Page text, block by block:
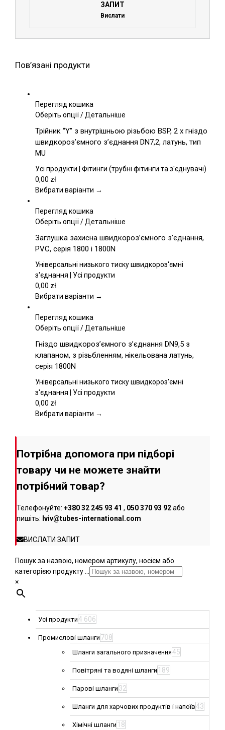
ЗАПИТ
Вислати
Пов’язані продукти
Перегляд кошика
Оберіть опціїЦей
має
кілька
Параметри
вибрати
сторінці
товару
/Детальніше
Трійник “Y” з внутрішньою різьбою BSP, 2 x гніздо
швидкороз’ємного з’єднання DN7,2, латунь, тип
MU
Усі продукти | Фітинги (трубні фітинги та з'єднувачі)
0,00 zł
Вибрати варіанти →
Перегляд кошика
Оберіть опціїЦей
має
кілька
варіантів.
Параметри
вибрати
сторінці
товару
/Детальніше
Заглушка захисна швидкороз’ємного з’єднання,
PVC, серія 1800 і 1800N
Універсальні низького тиску швидкороз'ємні
з'єднання | Усі продукти
0,00 zł
Вибрати варіанти →
Перегляд кошика
Оберіть опціїЦей
має
кілька
Параметри
можна
на
/Детальніше
Гніздо швидкороз’ємного з’єднання DN9,5 з
клапаном, з різьбленням, нікельована латунь,
серія 1800N
Універсальні низького тиску швидкороз'ємні
з'єднання | Усі продукти
0,00 zł
Вибрати варіанти →
Потрібна допомога при підборі
товару чи не можете знайти
потрібний товар?
Телефонуйте: +380 32 245 93 41 , 050 370 93 92або
пишіть: lviv@tubes-international.com
ВИСЛАТИ ЗАПИТ
Пошук за назвою, номером артикулу, носієм або
категорією продукту ...
×
Усі продукти4 606
Промислові шланги 708
Шланги загального призначення45
Повітряні та водяні шланги 189
Парові шланги 32
Шланги для харчових продуктів і напоїв43
Хімічні шланги 18